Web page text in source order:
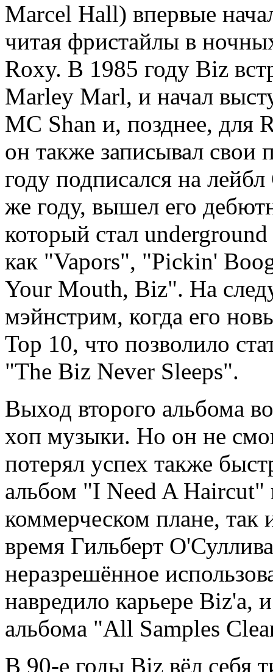
Marcel Hall) впервые
читая фристайлы в
Roxy. В 1985 году Biz
Marley Marl, и начал
MC Shan и, позднее, для
он также записывал
году подписался на
же году, вышел его
который стал
как "Vapors", "Pickin'
Your Mouth, Biz". На
мэйнстрим, когда его
Top 10, что позволило
"The Biz Never Sleeps".
Выход второго альбома
хоп музыки. Но он не
потерял успех также
альбом "I Need A Haircut"
коммерческом плане,
время Гильберт
неразрешённое
навредило карьере Biz'а,
альбома "All Samples
В 90-е годы Biz вёл себя